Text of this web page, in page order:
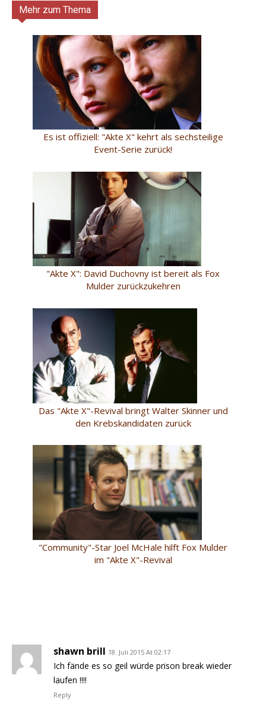
Mehr zum Thema
Es ist offiziell: "Akte X" kehrt als sechsteilige
Event-Serie zurück!
"Akte X": David Duchovny ist bereit als Fox
Mulder zurückzukehren
Das "Akte X"-Revival bringt Walter Skinner und
den Krebskandidaten zurück
"Community"-Star Joel McHale hilft Fox Mulder
im "Akte X"-Revival
shawn brill 18. Juli 2015 At 02:17
Ich fände es so geil würde prison break wieder
laufen !!!!
Reply